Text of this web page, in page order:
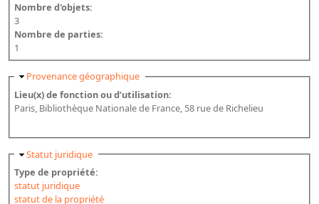
Nombre d'objets:
3
Nombre de parties:
1
Masquer
Provenance géographique
Lieu(x) de fonction ou d’utilisation:
Paris, Bibliothèque Nationale de France, 58 rue de Richelieu
Masquer
Statut juridique
Type de propriété:
statut juridique
statut de la propriété